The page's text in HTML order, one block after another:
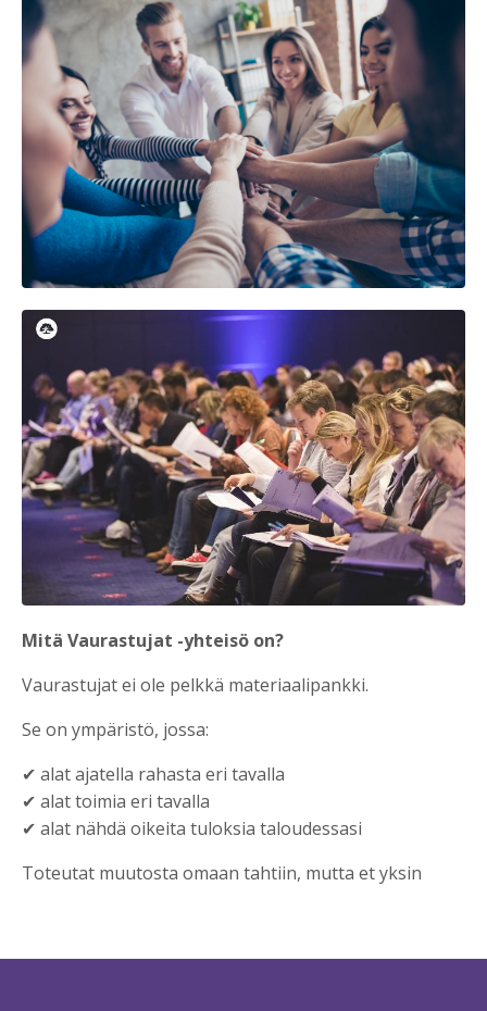
Mitä Vaurastujat -yhteisö on?
Vaurastujat ei ole pelkkä materiaalipankki.
Se on ympäristö, jossa:
✔ alat ajatella rahasta eri tavalla
✔ alat toimia eri tavalla
✔ alat nähdä oikeita tuloksia taloudessasi
Toteutat muutosta omaan tahtiin, mutta et yksin